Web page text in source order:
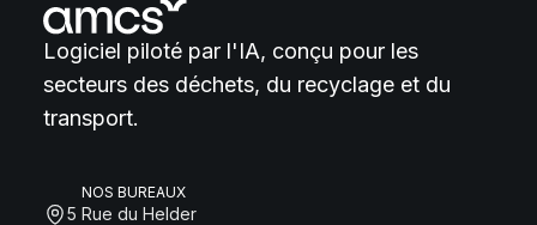
Logiciel piloté par l'IA, conçu pour les
secteurs des déchets, du recyclage et du
transport.
NOS BUREAUX
5 Rue du Helder